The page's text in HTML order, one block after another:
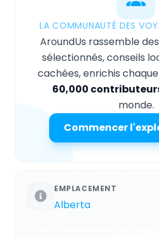
LA COMMUNAUTÉ DES
AroundUs rassemble
sélectionnés, conseils
cachées, enrichis
60,000
monde.
Commencer
EMPLACEMENT
Alberta